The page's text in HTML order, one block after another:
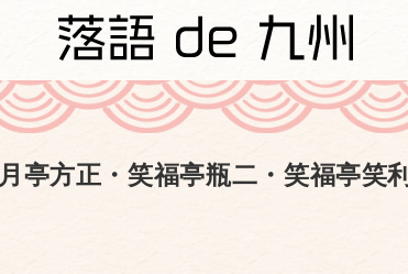
月亭方正・笑福亭瓶二・笑福亭笑利